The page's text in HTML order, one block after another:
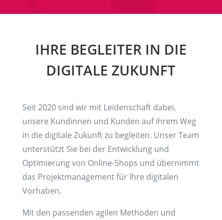
IHRE BEGLEITER IN DIE
DIGITALE ZUKUNFT
Seit 2020 sind wir mit Leidenschaft dabei,
unsere Kundinnen und Kunden auf ihrem Weg
in die digitale Zukunft zu begleiten. Unser Team
unterstützt Sie bei der Entwicklung und
Optimierung von Online-Shops und übernimmt
das Projektmanagement für Ihre digitalen
Vorhaben.
Mit den passenden agilen Methoden und